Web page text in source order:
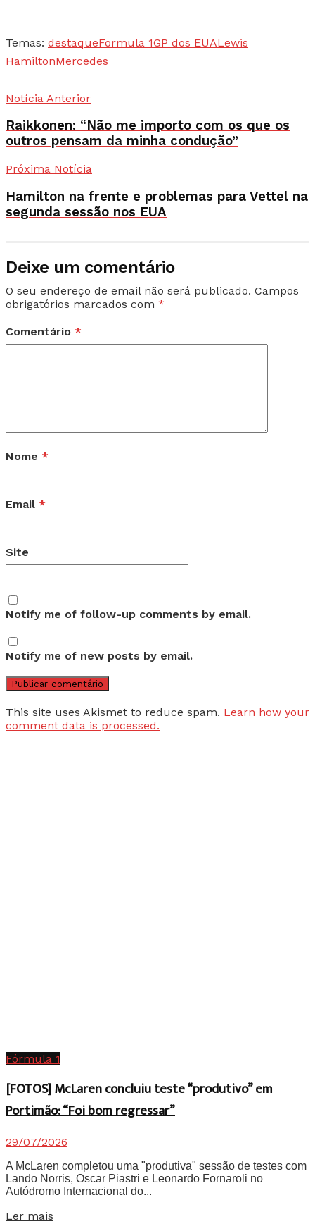
Temas: destaqueFormula 1GP dos EUALewis
HamiltonMercedes
Notícia Anterior
Raikkonen: “Não me importo com os que os
outros pensam da minha condução”
Próxima Notícia
Hamilton na frente e problemas para Vettel na
segunda sessão nos EUA
Deixe um comentário
O seu endereço de email não será publicado. Campos
obrigatórios marcados com *
Comentário *
Nome *
Email *
Site
Notify me of follow-up comments by email.
Notify me of new posts by email.
This site uses Akismet to reduce spam. Learn how your
comment data is processed.
Fórmula 1
[FOTOS] McLaren concluiu teste “produtivo” em
Portimão: “Foi bom regressar”
29/07/2026
A McLaren completou uma "produtiva" sessão de testes com
Lando Norris, Oscar Piastri e Leonardo Fornaroli no
Autódromo Internacional do...
Ler mais